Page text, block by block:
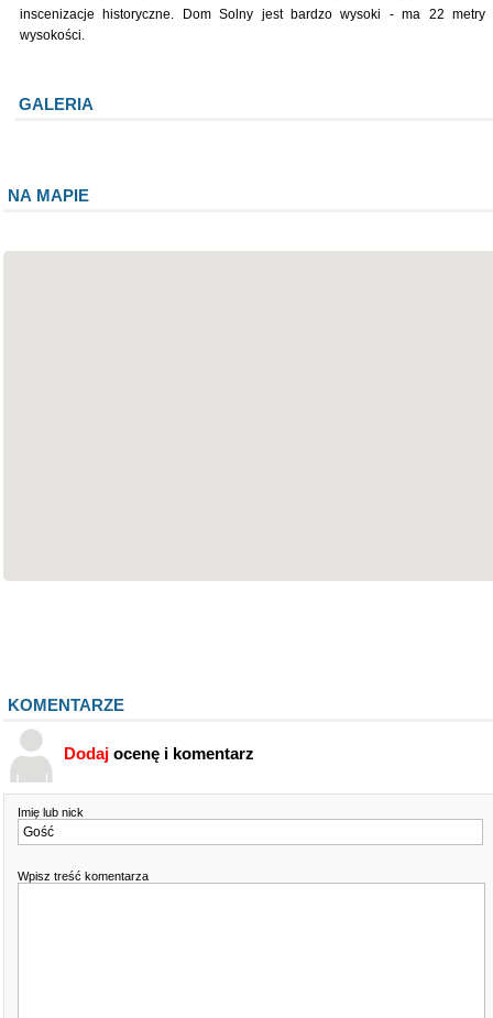
inscenizacje historyczne. Dom Solny jest bardzo wysoki - ma 22 metry
wysokości.
GALERIA
NA MAPIE
KOMENTARZE
Dodaj ocenę i komentarz
Imię lub nick
Wpisz treść komentarza